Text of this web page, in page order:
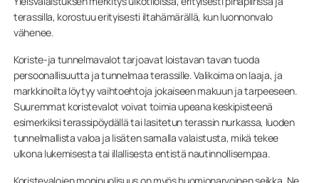
terassilla, korostuu erityisesti iltahämärällä, kun luonnonvalo
vähenee.
Koriste-ja tunnelmavalot tarjoavat loistavan tavan tuoda
persoonallisuutta ja tunnelmaa terassille. Valikoima on laaja, ja
markkinoilta löytyy vaihtoehtoja jokaiseen makuun ja tarpeeseen.
Suuremmat koristevalot voivat toimia upeana keskipisteenä
esimerkiksi terassipöydällä tai lasitetun terassin nurkassa, luoden
tunnelmallista valoa ja lisäten samalla valaistusta, mikä tekee
ulkona lukemisesta tai illallisesta entistä nautinnollisempaa.